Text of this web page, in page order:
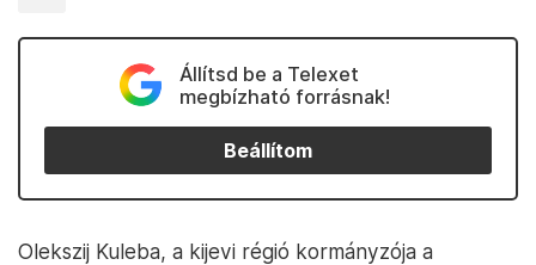
Állítsd be a Telexet
megbízható forrásnak!
Beállítom
Olekszij Kuleba, a kijevi régió kormányzója a